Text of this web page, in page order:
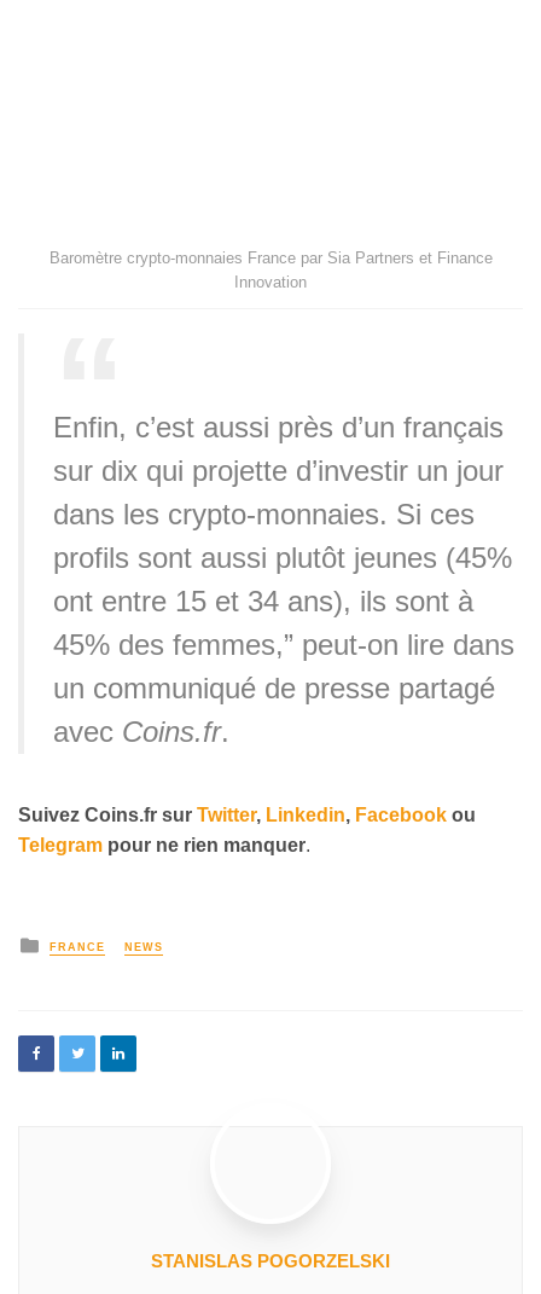
Baromètre crypto-monnaies France par Sia Partners et Finance
Innovation
Enfin, c’est aussi près d’un français
sur dix qui projette d’investir un jour
dans les crypto-monnaies. Si ces
profils sont aussi plutôt jeunes (45%
ont entre 15 et 34 ans), ils sont à
45% des femmes,” peut-on lire dans
un communiqué de presse partagé
avec Coins.fr.
Suivez Coins.fr sur Twitter, Linkedin, Facebook ou
Telegram pour ne rien manquer.
FRANCE NEWS
STANISLAS POGORZELSKI